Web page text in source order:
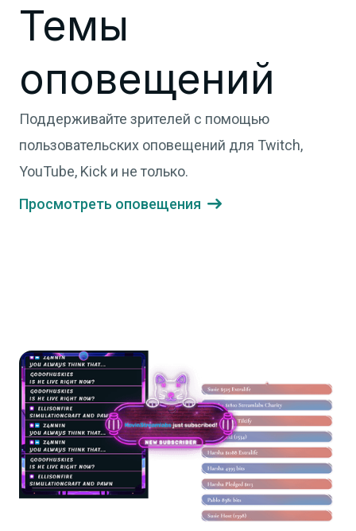
Темы
оповещений
Поддерживайте зрителей с помощью
пользовательских оповещений для Twitch,
YouTube, Kick и не только.
Просмотреть оповещения 